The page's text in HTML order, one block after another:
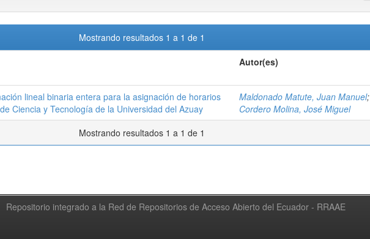
Mostrando resultados 1 a 1 de 1
Autor(es)
lineal binaria entera para la asignación de horarios
Ciencia y Tecnología de la Universidad del Azuay
Maldonado Matute, Juan Manuel;
Cordero Molina, José Miguel
Mostrando resultados 1 a 1 de 1
Repositorio integrado a la Red de Repositorios de Acceso Abierto del Ecuador - RRAAE